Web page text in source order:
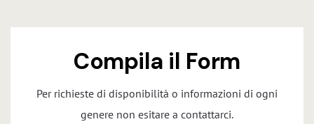
Compila il Form
Per richieste di disponibilità o informazioni di ogni
genere non esitare a contattarci.